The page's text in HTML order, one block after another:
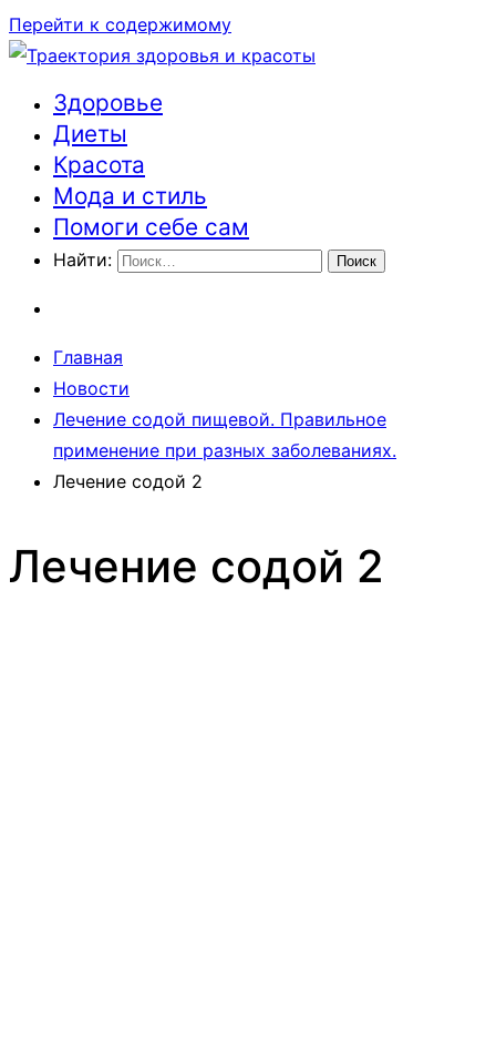
Перейти к содержимому
Траектория здоровья и красоты
Здоровье
Диеты
Красота
Мода и стиль
Помоги себе сам
Найти:
Главная
Новости
Лечение содой пищевой. Правильное
применение при разных заболеваниях.
Лечение содой 2
Лечение содой 2